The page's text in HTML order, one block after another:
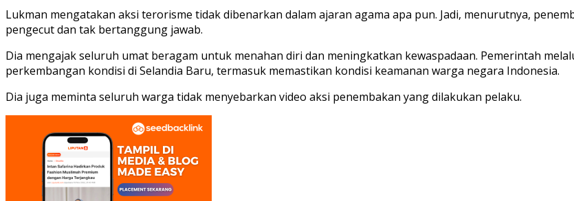
Lukman mengatakan aksi terorisme tidak dibenarkan dalam ajaran agama apa pun. Jadi, menurutnya,
pengecut dan tak bertanggung jawab.
Dia mengajak seluruh umat beragam untuk menahan diri dan meningkatkan kewaspadaan. Pemerintah
perkembangan kondisi di Selandia Baru, termasuk memastikan kondisi keamanan warga negara Indonesia.
Dia juga meminta seluruh warga tidak menyebarkan video aksi penembakan yang dilakukan pelaku.